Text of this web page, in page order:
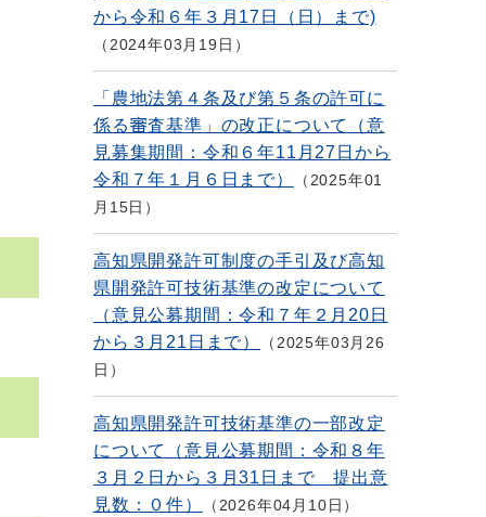
から令和６年３月17日（日）まで)
2024年03月19日
「農地法第４条及び第５条の許可に
係る審査基準」の改正について（意
見募集期間：令和６年11月27日から
令和７年１月６日まで）
2025年01
月15日
高知県開発許可制度の手引及び高知
県開発許可技術基準の改定について
（意見公募期間：令和７年２月20日
から３月21日まで）
2025年03月26
日
高知県開発許可技術基準の一部改定
について（意見公募期間：令和８年
３月２日から３月31日まで 提出意
見数：０件）
2026年04月10日